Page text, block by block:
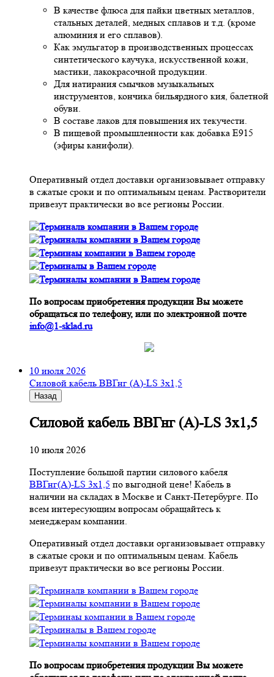
В качестве флюса для пайки цветных металлов,
стальных деталей, медных сплавов и т.д. (кроме
алюминия и его сплавов).
Как эмульгатор в производственных процессах
синтетического каучука, искусственной кожи,
мастики, лакокрасочной продукции.
Для натирания смычков музыкальных
инструментов, кончика бильярдного кия, балетной
обуви.
В составе лаков для повышения их текучести.
В пищевой промышленности как добавка Е915
(эфиры канифоли).
Оперативный отдел доставки организовывает отправку
в сжатые сроки и по оптимальным ценам. Растворители
привезут практически во все регионы России.
По вопросам приобретения продукции Вы можете
обращаться по телефону, или по электронной почте
info@1-sklad.ru
10 июля 2026
Cиловой кабель ВВГнг (A)-LS 3х1,5
Назад
Cиловой кабель ВВГнг (A)-LS 3х1,5
10 июля 2026
Поступление большой партии силового кабеля
ВВГнг(A)-LS 3х1,5 по выгодной цене! Кабель в
наличии на складах в Москве и Санкт-Петербурге. По
всем интересующим вопросам обращайтесь к
менеджерам компании.
Оперативный отдел доставки организовывает отправку
в сжатые сроки и по оптимальным ценам. Кабель
привезут практически во все регионы России.
По вопросам приобретения продукции Вы можете